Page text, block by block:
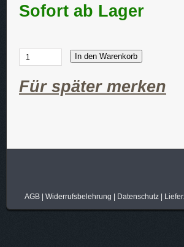
Sofort ab Lager
In den Warenkorb
Für später merken
AGB| Widerrufsbelehrung Datenschutz|